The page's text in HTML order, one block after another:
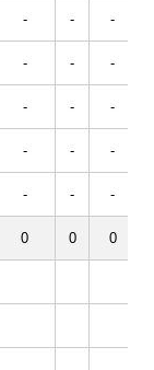
- - -
- - -
- - -
- - -
- - -
0 0 0